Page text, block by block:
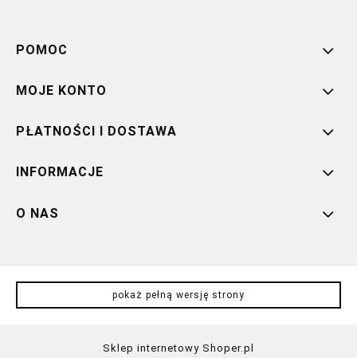
POMOC
MOJE KONTO
PŁATNOŚCI I DOSTAWA
INFORMACJE
O NAS
pokaż pełną wersję strony
Sklep internetowy Shoper.pl